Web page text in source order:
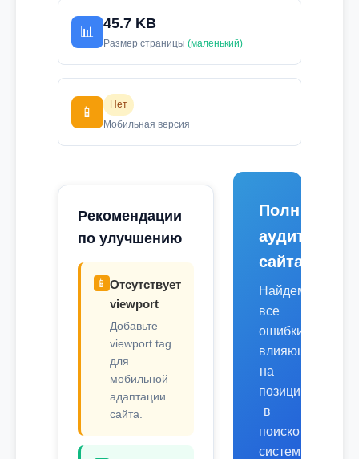
📊
45.7 KB
Размер страницы (маленький)
📱
Нет
Мобильная версия
Рекомендации
по улучшению
📱 Отсутствует
viewport
Добавьте
viewport tag
для
мобильной
адаптации
сайта.
Полный
аудит
сайта
Найдем
все
ошибки,
влияющие
на
позиции
в
поисковых
системах.